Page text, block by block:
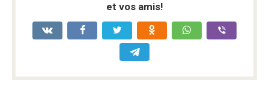
et vos amis!